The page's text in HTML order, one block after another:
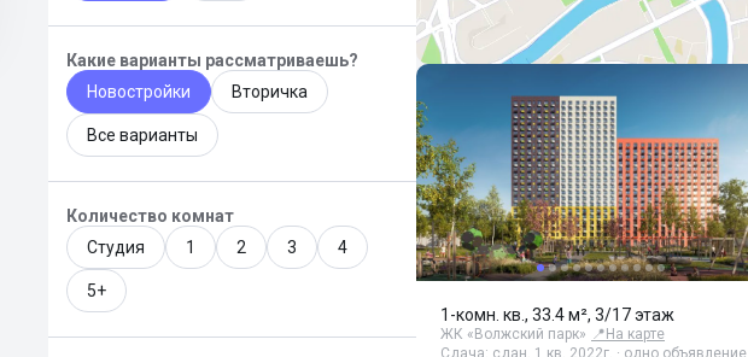
Какие варианты рассматриваешь?
Новостройки
Вторичка
Все варианты
Количество комнат
Студия
1 2 3 4
5+
1-комн. кв., 33.4 м², 3/17 этаж
ЖК «Волжский парк» 📍 На карте
Сдача: сдан, 1 кв. 2022г. · одно объявление